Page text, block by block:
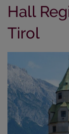
Hall
Tirol